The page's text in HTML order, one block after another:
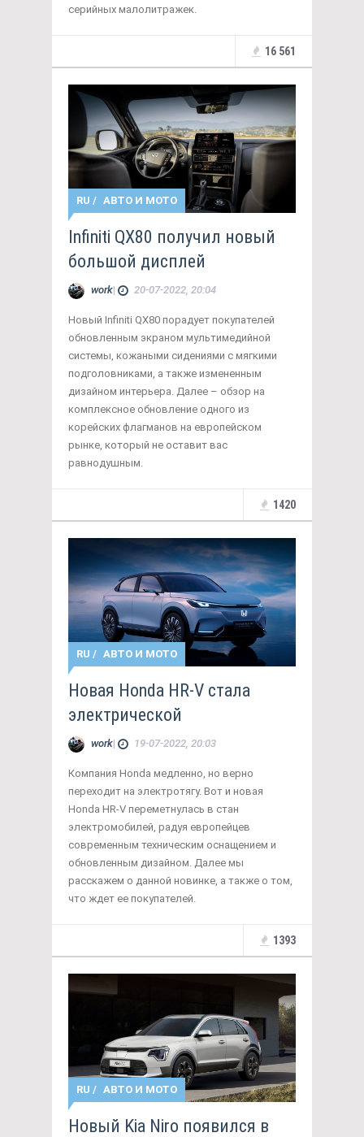
серийных малолитражек.
16 561
RU / АВТО И МОТО
Infiniti QX80 получил новый
большой дисплей
work| 20-07-2022, 20:04
Новый Infiniti QX80 порадует покупателей
обновленным экраном мультимедийной
системы, кожаными сидениями с мягкими
подголовниками, а также измененным
дизайном интерьера. Далее – обзор на
комплексное обновление одного из
корейских флагманов на европейском
рынке, который не оставит вас
равнодушным.
1420
RU / АВТО И МОТО
Новая Honda HR-V стала
электрической
work| 19-07-2022, 20:03
Компания Honda медленно, но верно
переходит на электротягу. Вот и новая
Honda HR-V переметнулась в стан
электромобилей, радуя европейцев
современным техническим оснащением и
обновленным дизайном. Далее мы
расскажем о данной новинке, а также о том,
что ждет ее покупателей.
1393
RU / АВТО И МОТО
Новый Kia Niro появился в